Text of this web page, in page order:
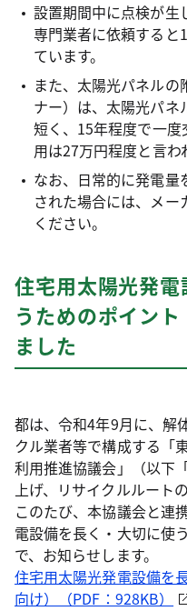
設置期間中に点検が生
専門業者に依頼すると
ています。
また、太陽光パネルの
ナー）は、太陽光パネ
短く、15年程度で一
用は27万円程度と言わ
なお、日常的に発電
された場合には、メ
ください。
住宅用太陽光発
うためのポイン
ました
都は、令和4年9月に、解
クル業者等で構成する「
利用推進協議会」（以下
上げ、リサイクルルート
このたび、本協議会と連
電設備を長く・大切に使
で、お知らせします。
住宅用太陽光発電設備を
向け）（PDF：928KB）